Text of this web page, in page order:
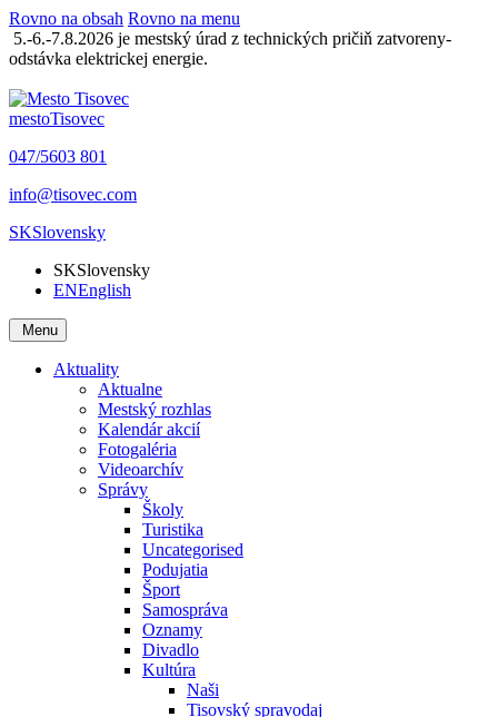
Rovno na obsah Rovno na menu
5.-6.-7.8.2026 je mestský úrad z technických pričiň zatvoreny-
odstávka elektrickej energie.
mestoTisovec
047/5603 801
info@tisovec.com
SKSlovensky
SKSlovensky
ENEnglish
Menu
Aktuality
Aktualne
Mestský rozhlas
Kalendár akcií
Fotogaléria
Videoarchív
Správy
Školy
Turistika
Uncategorised
Podujatia
Šport
Samospráva
Oznamy
Divadlo
Kultúra
Naši
Tisovský spravodaj